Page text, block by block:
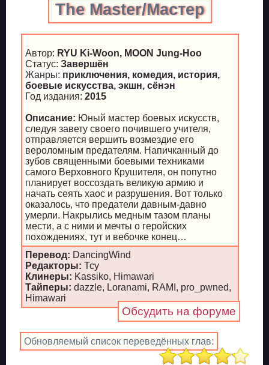
The Master/Мастер
Автор: RYU Ki-Woon, MOON Jung-Hoo
Статус:Завершён
Жанры: приключения, комедия, история,
боевые искусства, экшн, сёнэн
Год издания:2015
Описание: Юный мастер боевых искусств,
следуя завету своего почившего учителя,
отправляется вершить возмездие его
вероломным предателям. Напичканный до
зубов священными боевыми техниками
самого Верховного Крушителя, он попутно
планирует воссоздать великую армию и
начать сеять хаос и разрушения. Вот только
оказалось, что предатели давным-давно
умерли. Накрылись медным тазом планы
мести, а с ними и мечты о геройских
похождениях, тут и вебочке конец…
Перевод: DancingWind
Редакторы: Тсу
Клинеры: Kassiko, Himawari
Тайперы: dazzle, Loranami, RAMI, pro_pwned,
Himawari
Обсудить на форуме
Обновляемый список переведённых глав: